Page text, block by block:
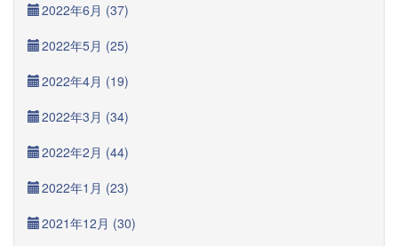
2022年6月 (37)
2022年5月 (25)
2022年4月 (19)
2022年3月 (34)
2022年2月 (44)
2022年1月 (23)
2021年12月 (30)